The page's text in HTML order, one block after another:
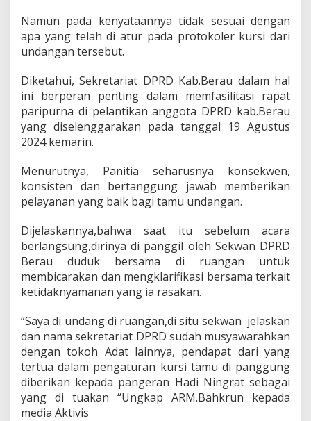
i
i
e
r
k
a
r
o
t
o
l
e
r
t
s
U
n
a
n
g
Namun pada kenyataannya tidak sesuai dengan
apa yang telah di atur pada protokoler kursi dari
undangan tersebut.
Diketahui, Sekretariat DPRD Kab.Berau dalam hal
ini berperan penting dalam memfasilitasi rapat
paripurna di pelantikan anggota DPRD kab.Berau
yang diselenggarakan pada tanggal 19 Agustus
2024 kemarin.
Menurutnya, Panitia seharusnya konsekwen,
konsisten dan bertanggung jawab memberikan
pelayanan yang baik bagi tamu undangan.
Dijelaskannya,bahwa saat itu sebelum acara
berlangsung,dirinya di panggil oleh Sekwan DPRD
Berau duduk bersama di ruangan untuk
membicarakan dan mengklarifikasi bersama terkait
ketidaknyamanan yang ia rasakan.
“Saya di undang di ruangan,di situ sekwan jelaskan
dan nama sekretariat DPRD sudah musyawarahkan
dengan tokoh Adat lainnya, pendapat dari yang
tertua dalam pengaturan kursi tamu di panggung
diberikan kepada pangeran Hadi Ningrat sebagai
yang di tuakan “Ungkap ARM.Bahkrun kepada
media Aktivis